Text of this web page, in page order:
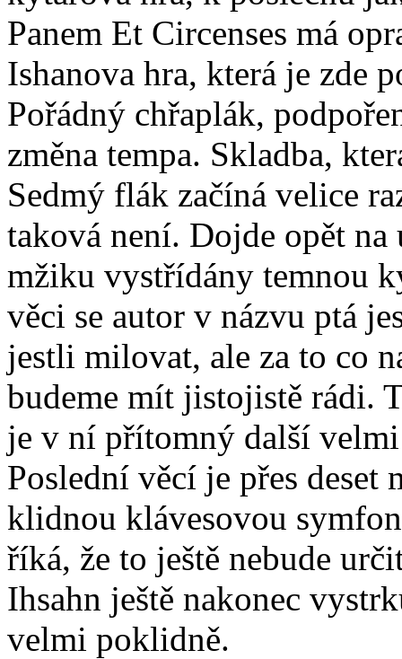
Panem Et Circenses má
Ishanova hra, která je zde
Pořádný chřaplák,
změna tempa. Skladba,
Sedmý flák začíná velice
taková není. Dojde opět
mžiku vystřídány temnou
věci se autor v názvu ptá
jestli milovat, ale za to co
budeme mít jistojistě rádi.
je v ní přítomný další
Poslední věcí je přes
klidnou klávesovou
říká, že to ještě nebude
Ihsahn ještě nakonec
velmi poklidně.